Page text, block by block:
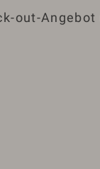
out-Angebot